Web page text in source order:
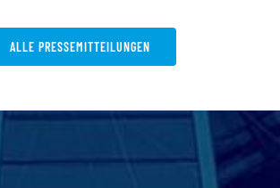
ALLE PRESSEMITTEILUNGEN